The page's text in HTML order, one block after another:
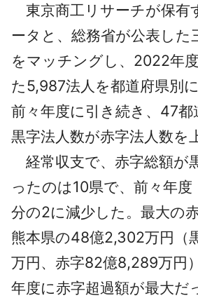
東京商工リサーチが保有
ータと、総務省が公表した
をマッチングし、2022年
た5,987法人を都道府県別に
前々年度に引き続き、47
黒字法人数が赤字法人数を
経常収支で、赤字総額が
ったのは10県で、前々年
分の2に減少した。最大の
熊本県の48億2,302万円（
万円、赤字82億8,289万円
年度に赤字超過額が最大だ